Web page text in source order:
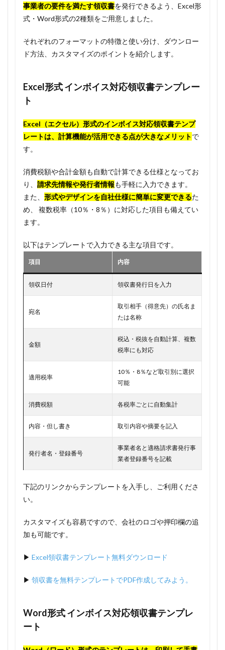
事業者の要件を満たす領収書を発行できるよう、Excel形
式・Word形式の2種類をご用意しました。
それぞれのフォーマットの特徴と使い分け、ダウンロー
ド方法、カスタマイズのポイントを紹介します。
Excel形式 インボイス対応領収書テンプレー
ト
Excel（エクセル）形式のインボイス対応領収書テンプ
レートは、計算機能が活用できる点が大きなメリットで
す。
消費税額や合計金額も自動で計算できる仕様となってお
り、 請求先情報や発行者情報も手軽に入力できます。
また、 形式やデザインを自社仕様に簡単に変更できるた
め、 複数税率（10％・8％）に対応した項目も備えてい
ます。
以下はテンプレートで入力できる主な項目です。
項目 内容
領収日付 領収書発行日を入力
宛名
取引相手（得意先）の氏名ま
たは名称
金額
税込・税抜を自動計算、複数
税率にも対応
適用税率
10％・8％など取引別に選択
可能
消費税額 各税率ごとに自動集計
内容・但し書き 取引内容や摘要を記入
発行者名・登録番号
事業者名と適格請求書発行事
業者登録番号を記載
下記のリンクからテンプレートを入手し、ご利用くださ
い。
カスタマイズも容易ですので、会社のロゴや押印欄の追
加も可能です。
▶ Excel領収書テンプレート無料ダウンロード
▶ 領収書を無料テンプレートでPDF作成してみよう。
Word形式 インボイス対応領収書テンプレ
ート